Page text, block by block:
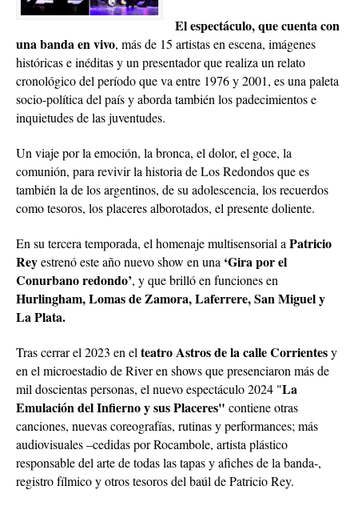
El espectáculo, que cuenta con
una banda en vivo, más de 15 artistas en escena, imágenes
históricas e inéditas y un presentador que realiza un relato
cronológico del período que va entre 1976 y 2001, es una paleta
socio-política del país y aborda también los padecimientos e
inquietudes de las juventudes.
Un viaje por la emoción, la bronca, el dolor, el goce, la
comunión, para revivir la historia de Los Redondos que es
también la de los argentinos, de su adolescencia, los recuerdos
como tesoros, los placeres alborotados, el presente doliente.
En su tercera temporada, el homenaje multisensorial a Patricio
Reyestrenó este año nuevo show en una ‘Gira por el
Conurbano redondo’, y que brilló en funciones en
Hurlingham, Lomas de Zamora, Laferrere, San Miguel y
La Plata.
Tras cerrar el 2023 en el teatro Astros de la calle Corrientesy
en el microestadio de River en shows que presenciaron más de
mil doscientas personas, el nuevo espectáculo 2024 "La
Emulación del Infierno y sus Placeres" contiene otras
canciones, nuevas coreografías, rutinas y performances; más
audiovisuales –cedidas por Rocambole, artista plástico
responsable del arte de todas las tapas y afiches de la banda-,
registro fílmico y otros tesoros del baúl de Patricio Rey.